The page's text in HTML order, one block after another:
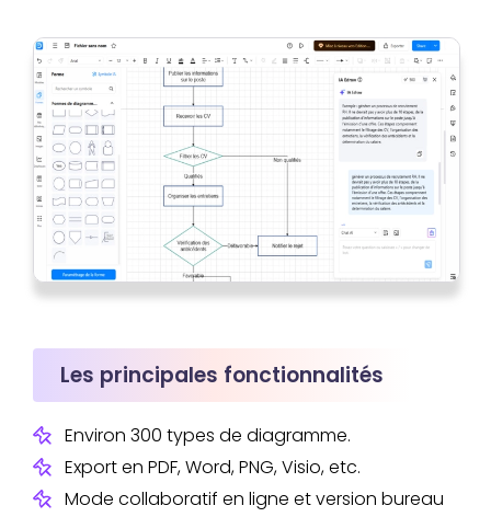
Les principales fonctionnalités
Environ 300 types de diagramme.
Export en PDF, Word, PNG, Visio, etc.
Mode collaboratif en ligne et version bureau